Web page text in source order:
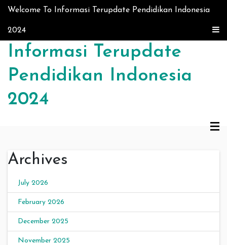
Skip to content
Welcome To Informasi Terupdate Pendidikan Indonesia
2024
Informasi Terupdate
Pendidikan Indonesia
2024
Archives
July 2026
February 2026
December 2025
November 2025